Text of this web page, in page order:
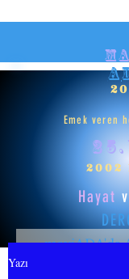
Emek veren
2002
Hayat
Yazı